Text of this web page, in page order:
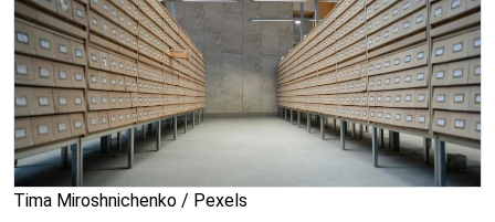
Tima Miroshnichenko / Pexels